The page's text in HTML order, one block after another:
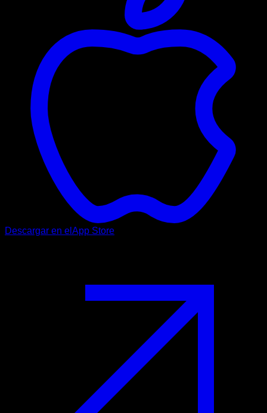
Descargar en el App Store